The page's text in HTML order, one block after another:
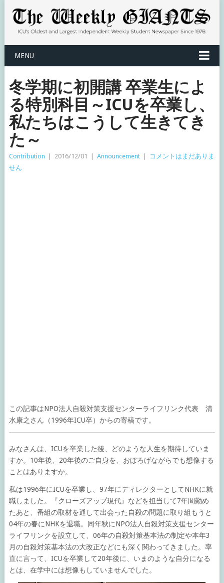
MENU
冬学期に初開講 卒業生によ
る特別科目～ICUを卒業し、
私たちはこうして生きてき
た～
Contribution 2016/12/01 Announcement
コメントはまだありま
せん
この記事はNPO法人自殺対策支援センターライフリンク代表 清
水康之さん（1996年ICU卒）からの寄稿です。
みなさんは、ICUを卒業した後、どのような人生を期待していま
すか。10年後、20年後のご自身を、おぼろげながらでも想像する
ことはありますか。
私は1996年にICUを卒業し、97年にディレクターとしてNHKに就
職しました。『クローズアップ現代』などを担当して7年間勤め
たあと、番組の取材を通して出会った自殺の問題に取り組もうと
04年の春にNHKを退職。同年秋にNPO法人自殺対策支援センター
ライフリンクを設立して、06年の自殺対策基本法の制定や本年3
月の自殺対策基本法の大改正などにも深く関わってきました。率
直に言って、ICUを卒業して20年後に、いまのような自分になる
とは、在学中には想像もしていませんでした。